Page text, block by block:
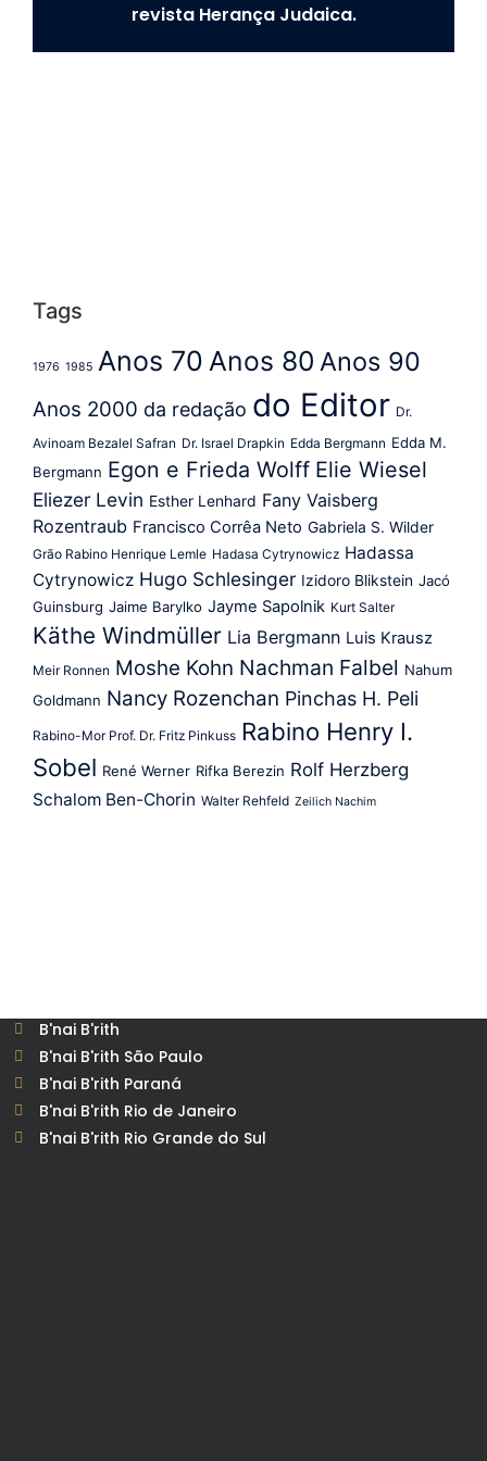
revista Herança Judaica.
Tags
1976 1985 Anos 70 Anos 80 Anos 90
Anos 2000 da redação do Editor Dr.
Avinoam Bezalel Safran Dr. Israel Drapkin Edda Bergmann Edda M.
Bergmann Egon e Frieda Wolff Elie Wiesel
Eliezer Levin Esther Lenhard Fany Vaisberg
Rozentraub Francisco Corrêa Neto Gabriela S. Wilder
Grão Rabino Henrique Lemle Hadasa Cytrynowicz Hadassa
Cytrynowicz Hugo Schlesinger Izidoro Blikstein Jacó
Guinsburg Jaime Barylko Jayme Sapolnik Kurt Salter
Käthe Windmüller Lia Bergmann Luis Krausz
Meir Ronnen Moshe Kohn Nachman Falbel Nahum
Goldmann Nancy Rozenchan Pinchas H. Peli
Rabino-Mor Prof. Dr. Fritz Pinkuss Rabino Henry I.
Sobel René Werner Rifka Berezin Rolf Herzberg
Schalom Ben-Chorin Walter Rehfeld Zeilich Nachim
B'nai B'rith
B'nai B'rith São Paulo
B'nai B'rith Paraná
B'nai B'rith Rio de Janeiro
B'nai B'rith Rio Grande do Sul